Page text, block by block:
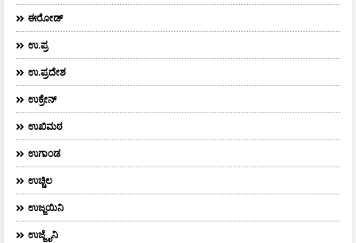
ಈರೋಡ್
ಉ.ಪ್ರ
ಉ.ಪ್ರದೇಶ
ಉಕ್ರೇನ್
ಉಖಿಮಠ
ಉಗಾಂಡ
ಉಚ್ಚಿಲ
ಉಜ್ಜಯಿನಿ
ಉಜ್ಜೈನಿ